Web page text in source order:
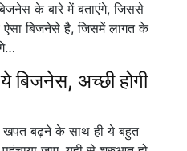
के बारे में बताएंगे, जिससे
बिजनेसे है, जिसमें लागत के
अच्छी होगी
खपत बढ़ने के साथ ही ये बहुत